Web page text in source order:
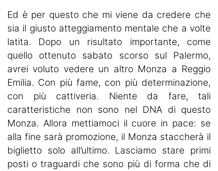
Ed è per questo che mi viene da credere che
sia il giusto atteggiamento mentale che a volte
latita. Dopo un risultato importante, come
quello ottenuto sabato scorso sul Palermo,
avrei voluto vedere un altro Monza a Reggio
Emilia. Con più fame, con più determinazione,
con più cattiveria. Niente da fare, tali
caratteristiche non sono nel DNA di questo
Monza. Allora mettiamoci il cuore in pace: se
alla fine sarà promozione, il Monza staccherà il
biglietto solo all’ultimo. Lasciamo stare primi
posti o traguardi che sono più di forma che di